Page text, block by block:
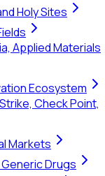
Holy Sites
Applied Materials
Ecosystem
Check Point,
Markets
Drugs